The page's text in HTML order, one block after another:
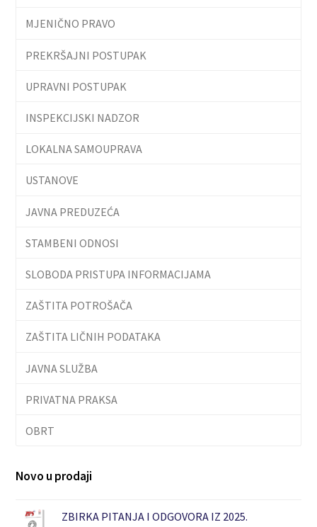
MJENIČNO PRAVO
PREKRŠAJNI POSTUPAK
UPRAVNI POSTUPAK
INSPEKCIJSKI NADZOR
LOKALNA SAMOUPRAVA
USTANOVE
JAVNA PREDUZEĆA
STAMBENI ODNOSI
SLOBODA PRISTUPA INFORMACIJAMA
ZAŠTITA POTROŠAČA
ZAŠTITA LIČNIH PODATAKA
JAVNA SLUŽBA
PRIVATNA PRAKSA
OBRT
Novo u prodaji
ZBIRKA PITANJA I ODGOVORA IZ 2025.